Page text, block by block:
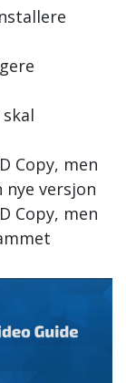
Copy, men
versjon
Copy, men